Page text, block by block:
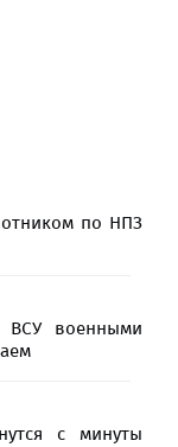
по НПЗ
военными
с минуты